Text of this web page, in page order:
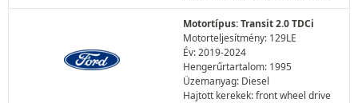
Motortípus: Transit 2.0 TDCi
Motorteljesítmény: 129LE
Év: 2019-2024
Hengerűrtartalom: 1995
Üzemanyag: Diesel
Hajtott kerekek: front wheel drive